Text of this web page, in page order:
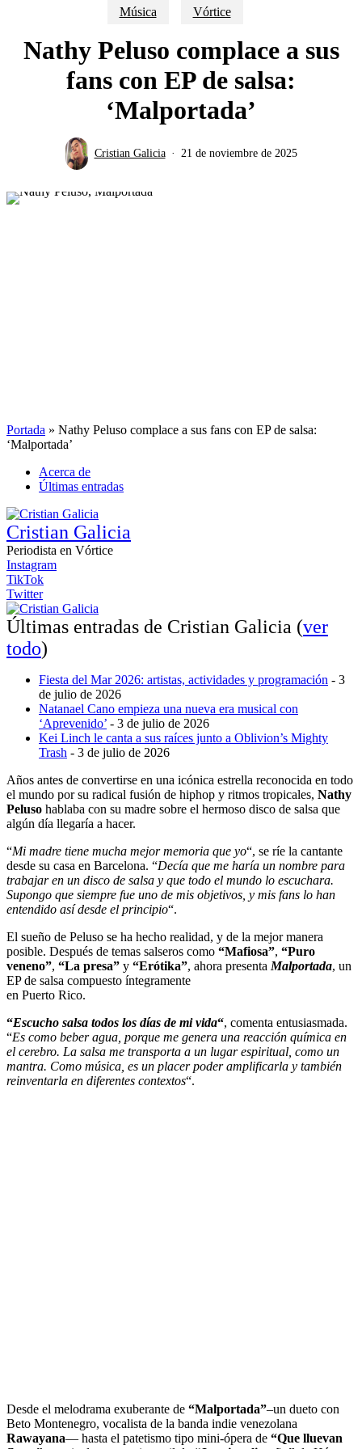
Música Vórtice
Nathy Peluso complace a sus
fans con EP de salsa:
‘Malportada’
Cristian Galicia 21 de noviembre de 2025
Portada » Nathy Peluso complace a sus fans con EP de salsa:
‘Malportada’
Acerca de
Últimas entradas
Cristian Galicia
Periodista en Vórtice
Instagram
TikTok
Twitter
Últimas entradas de Cristian Galicia (ver
todo)
Fiesta del Mar 2026: artistas, actividades y programación - 3
de julio de 2026
Natanael Cano empieza una nueva era musical con
‘Aprevenido’ - 3 de julio de 2026
Kei Linch le canta a sus raíces junto a Oblivion’s Mighty
Trash - 3 de julio de 2026
Años antes de convertirse en una icónica estrella reconocida en todo
el mundo por su radical fusión de hiphop y ritmos tropicales, Nathy
Peluso hablaba con su madre sobre el hermoso disco de salsa que
algún día llegaría a hacer.
“Mi madre tiene mucha mejor memoria que yo“, se ríe la cantante
desde su casa en Barcelona. “Decía que me haría un nombre para
trabajar en un disco de salsa y que todo el mundo lo escuchara.
Supongo que siempre fue uno de mis objetivos, y mis fans lo han
entendido así desde el principio“.
El sueño de Peluso se ha hecho realidad, y de la mejor manera
posible. Después de temas salseros como “Mafiosa”, “Puro
veneno”, “La presa” y “Erótika”, ahora presenta Malportada, un
EP de salsa compuesto íntegramente
en Puerto Rico.
“Escucho salsa todos los días de mi vida“, comenta entusiasmada.
“Es como beber agua, porque me genera una reacción química en
el cerebro. La salsa me transporta a un lugar espiritual, como un
mantra. Como música, es un placer poder amplificarla y también
reinventarla en diferentes contextos“.
Desde el melodrama exuberante de “Malportada”–un dueto con
Beto Montenegro, vocalista de la banda indie venezolana
Rawayana— hasta el patetismo tipo mini-ópera de “Que lluevan